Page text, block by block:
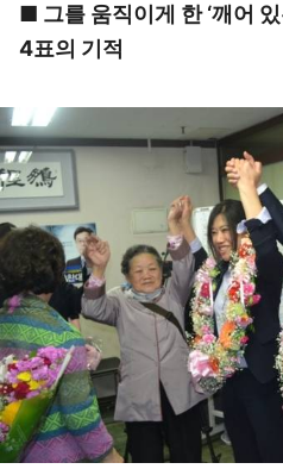
■ 그를 움직이게 한 ‘깨어
4표의 기적